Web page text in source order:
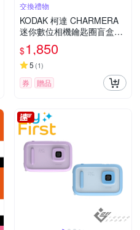
交換禮物
KODAK 柯達 CHARMERA
迷你數位相機鑰匙圈盲盒+6
4G記憶卡組
$1,850
5 (1)
券 贈品